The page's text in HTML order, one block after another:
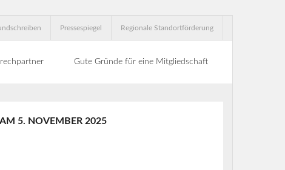
Pressespiegel Regionale Standortförderung
Gute Gründe für eine Mitgliedschaft
5. NOVEMBER 2025